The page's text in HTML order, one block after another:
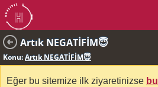
Artık NEGATİFİM😇
Konu:Artık NEGATİFİM😇
Eğer bu sitemize ilk ziyaretinizse